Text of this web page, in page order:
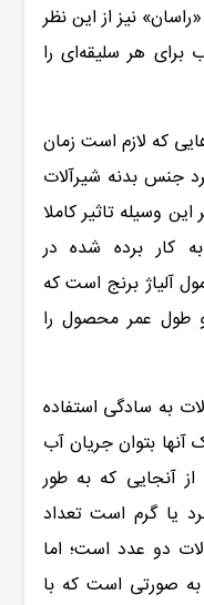
نیز از این نظر
برای هر سلیقه‌ای را
که لازم است زمان
جنس بدنه شیرآلات
وسیله تاثیر کاملا
کار برده شده در
آلیاژ برنج است که
طول عمر محصول را
به سادگی استفاده
آنها بتوان جریان آب
آنجایی که به طور
یا گرم است تعداد
دو عدد است؛ اما
صورتی است که با